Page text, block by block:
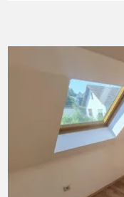
Grundstück (keine